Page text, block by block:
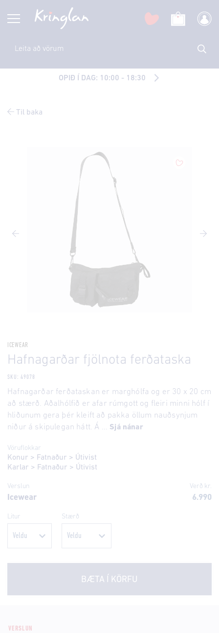
OPIÐ Í DAG: 10:00 - 18:30
Til baka
ICEWEAR
Hafnagarðar fjölnota ferðataska
SKU: 49078
Hafnagarðar ferðataskan er marghólfa og er 30 x 20 cm
að stærð. Aðalhólfið er afar rúmgott og fleiri minni hólf í
hliðunum gera þér kleift að pakka öllum nauðsynjum
niður á skipulegan hátt. Á ... Sjá nánar
Vöruflokkar
Konur > Fatnaður > Útivist
Karlar > Fatnaður > Útivist
Verslun Verð kr.
Icewear 6.990
Litur Stærð
BÆTA Í KÖRFU
VERSLUN